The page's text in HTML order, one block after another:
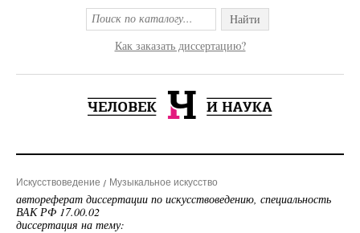
Найти
Как заказать диссертацию?
Искусствоведение Музыкальное искусство
автореферат диссертации по искусствоведению, специальность
ВАК РФ 17.00.02
диссертация на тему: